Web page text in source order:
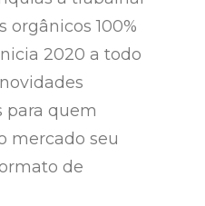
orgânicos 100%
2020 a todo
para quem
mercado seu
de